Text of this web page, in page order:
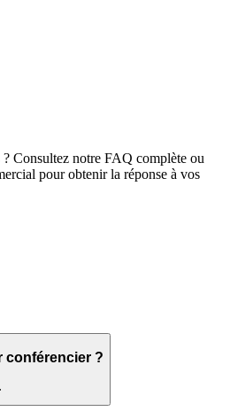
Consultez notre FAQ complète ou
pour obtenir la réponse à vos
conférencier ?